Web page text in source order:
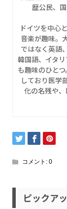
歴公民、
ドイツを中心
音楽が趣味。
ではなく英語
韓国語、イタ
も趣味のひと
しており医学
化の名残や
コメント: 0
ピックア